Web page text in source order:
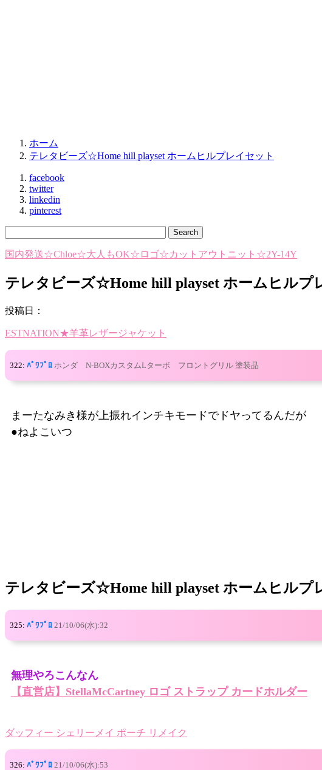
ホーム
テレタビーズ☆Home hill playset ホームヒルプレイセット
facebook
twitter
linkedin
pinterest
国内発送☆Chloe☆大人もOK☆ロゴ☆カットアウトニット☆2Y-14Y
テレタビーズ☆Home hill playset ホームヒルプ
投稿日：
ESTNATION★羊革レザージャケット
322: ﾊﾟﾜﾌﾟﾛ ホンダ N-BOXカスタムLターボ フロントグリル 塗装品
まーたなみき様が上振れインチキモードでドヤってるんだが
●ねよこいつ
テレタビーズ☆Home hill playset ホームヒルプ
325: ﾊﾟﾜﾌﾟﾛ 21/10/06(水):32
無理やろこんなん
【直営店】StellaMcCartney ロゴ ストラップ カードホルダー
ダッフィー シェリーメイ ポーチ リメイク
326: ﾊﾟﾜﾌﾟﾛ 21/10/06(水):53